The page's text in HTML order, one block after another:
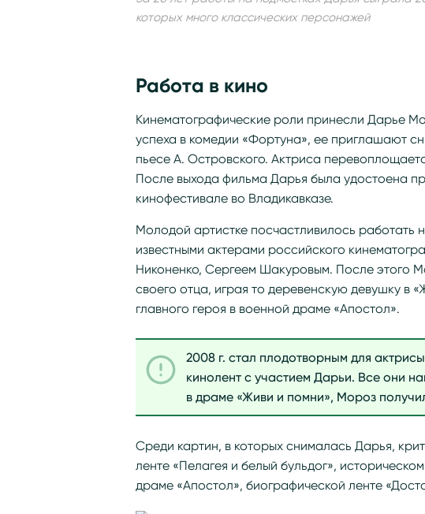
которых много классических персонажей
Работа в кино
Кинематографические роли принесли Дарье
успеха в комедии «Фортуна», ее приглашают
пьесе А. Островского. Актриса
После выхода фильма Дарья была удостоена
кинофестивале во Владикавказе.
Молодой артистке посчастливилось
известными актерами российского
Никоненко, Сергеем Шакуровым. После этого
своего отца, играя то деревенскую девушку в
главного героя в военной драме «Апостол».
2008 г. стал плодотворным для
кинолент с участием Дарьи. Все они
в драме «Живи и помни», Мороз
Среди картин, в которых снималась Дарья,
ленте «Пелагея и белый бульдог»,
драме «Апостол», биографической ленте